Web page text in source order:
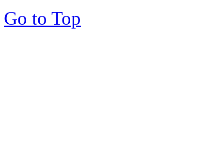
Go to Top